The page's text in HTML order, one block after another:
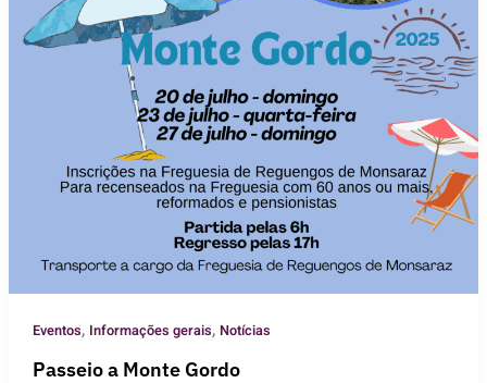
Eventos, Informações gerais, Notícias
Passeio a Monte Gordo